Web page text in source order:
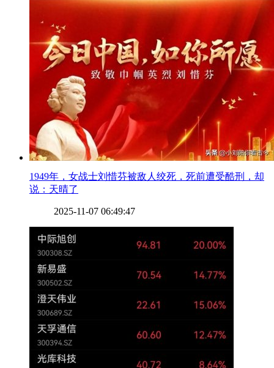
​1949年，女战士刘惜芬被敌人绞死，死前遭受酷刑，却
说：天晴了
2025-11-07 06:49:47